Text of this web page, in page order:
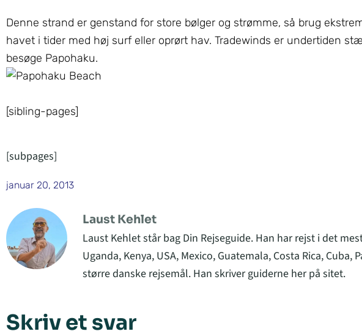
Denne strand er genstand for store bølger og strømme, så brug
havet i tider med høj surf eller oprørt hav. Tradewinds er undertiden
besøge Papohaku.
[sibling-pages]
[subpages]
januar 20, 2013
Laust Kehlet
Laust Kehlet står bag Din Rejseguide. Han har rejst i det
Uganda, Kenya, USA, Mexico, Guatemala, Costa Rica,
større danske rejsemål. Han skriver guiderne her på sitet.
Skriv et svar